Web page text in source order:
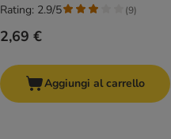
2,69 €
Rating: 2.9/5 (9)
Aggiungi al carrello